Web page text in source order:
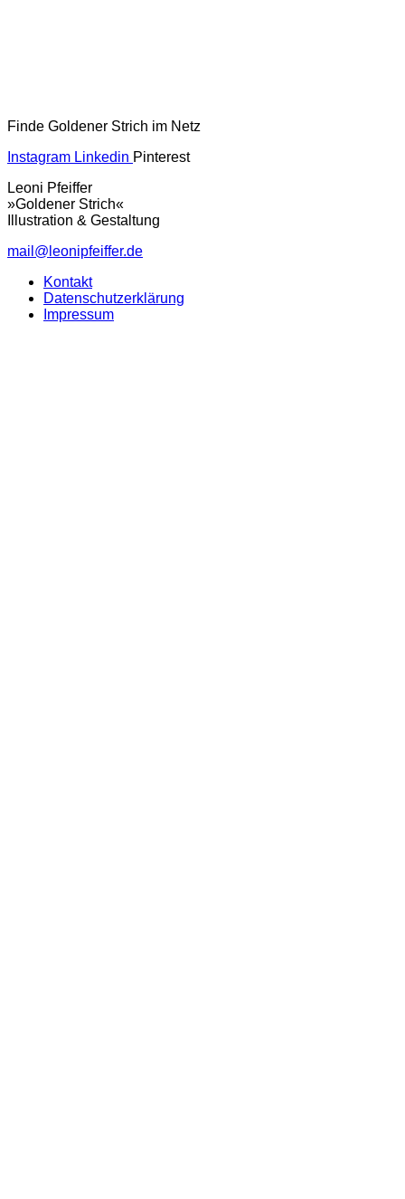
Finde Goldener Strich im Netz
Instagram Linkedin Pinterest
Leoni Pfeiffer
»Goldener Strich«
Illustration & Gestaltung
mail@leonipfeiffer.de
Kontakt
Datenschutzerklärung
Impressum